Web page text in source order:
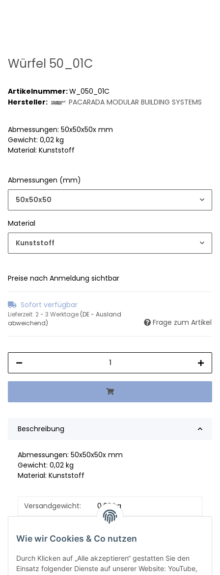
Würfel 50_01C
Artikelnummer:W_050_01C
Hersteller:
PACARADA MODULAR BUILDING SYSTEMS
Abmessungen: 50x50x50x mm
Gewicht: 0,02 kg
Material: Kunststoff
Abmessungen (mm)
50x50x50
Material
Kunststoff
Preise nach Anmeldung sichtbar
Sofort verfügbar
Lieferzeit: 2 - 3 Werktage (DE - Ausland
abweichend)
Frage zum Artikel
Beschreibung
Abmessungen: 50x50x50x mm
Gewicht: 0,02 kg
Material: Kunststoff
Versandgewicht:
0,02 kg
0,02 kg
Wie wir Cookies & Co nutzen
Durch Klicken auf „Alle akzeptieren“ gestatten Sie den
Einsatz folgender Dienste auf unserer Website: YouTube,